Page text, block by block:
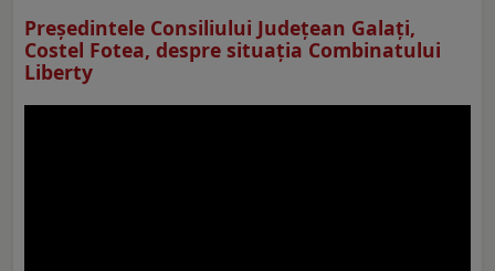
Preşedintele Consiliului Judeţean Galaţi,
Costel Fotea, despre situaţia Combinatului
Liberty